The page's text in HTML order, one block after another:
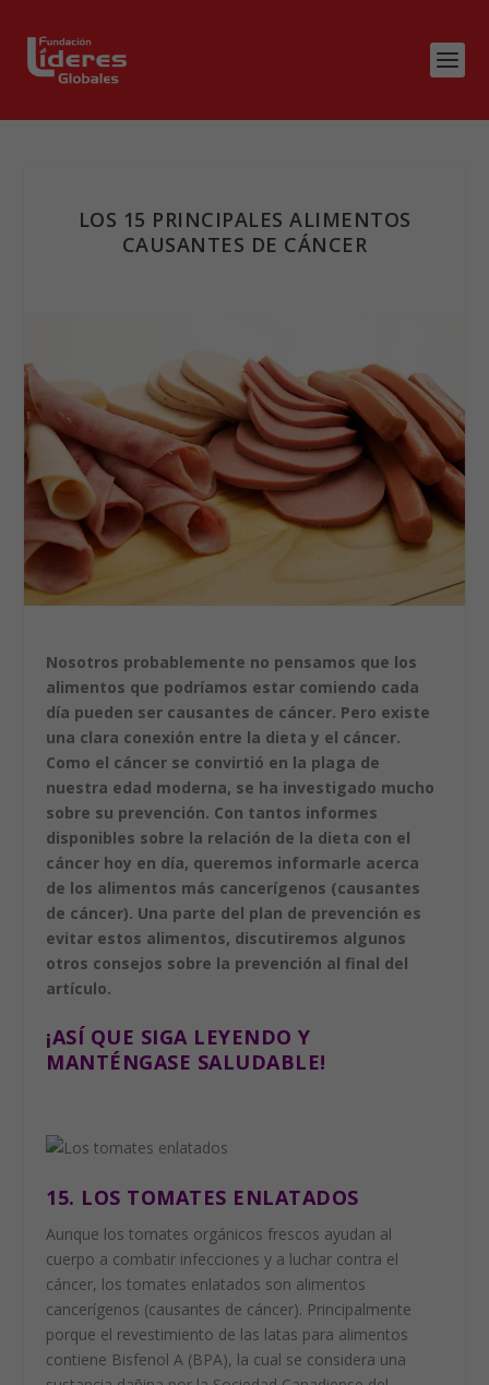
LOS 15 PRINCIPALES ALIMENTOS
CAUSANTES DE CÁNCER
Nosotros probablemente no pensamos que los
alimentos que podríamos estar comiendo cada
día pueden ser causantes de cáncer. Pero existe
una clara conexión entre la dieta y el cáncer.
Como el cáncer se convirtió en la plaga de
nuestra edad moderna, se ha investigado mucho
sobre su prevención. Con tantos informes
disponibles sobre la relación de la dieta con el
cáncer hoy en día, queremos informarle acerca
de los alimentos más cancerígenos (causantes
de cáncer). Una parte del plan de prevención es
evitar estos alimentos, discutiremos algunos
otros consejos sobre la prevención al final del
artículo.
¡ASÍ QUE SIGA LEYENDO Y
MANTÉNGASE SALUDABLE!
15. LOS TOMATES ENLATADOS
Aunque los tomates orgánicos frescos ayudan al
cuerpo a combatir infecciones y a luchar contra el
cáncer, los tomates enlatados son alimentos
cancerígenos (causantes de cáncer). Principalmente
porque el revestimiento de las latas para alimentos
contiene Bisfenol A (BPA), la cual se considera una